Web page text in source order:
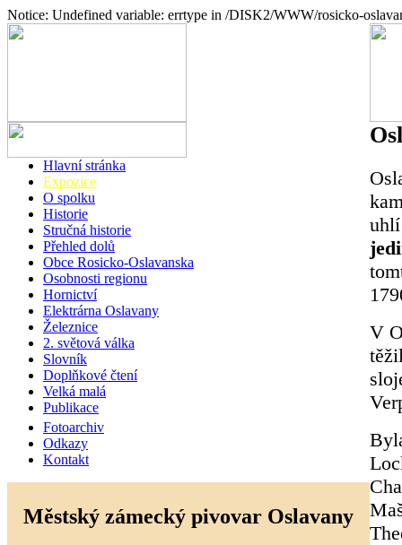
Notice: Undefined variable: errtype in /DISK2/WWW/rosicko-
Hlavní stránka
Expozice
O spolku
Historie
Stručná historie
Přehled dolů
Obce Rosicko-Oslavanska
Osobnosti regionu
Hornictví
Elektrárna Oslavany
Železnice
2. světová válka
Slovník
Doplňkové čtení
Velká malá
Publikace
Fotoarchiv
Odkazy
Kontakt
Městský zámecký pivovar Oslavany
V